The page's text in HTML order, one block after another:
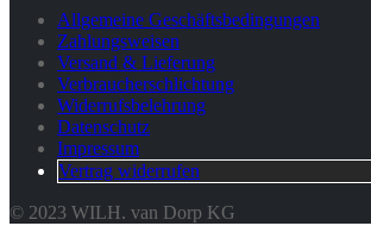
Allgemeine Geschäftsbedingungen
Zahlungsweisen
Versand & Lieferung
Verbraucherschlichtung
Widerrufsbelehrung
Datenschutz
Impressum
Vertrag widerrufen
© 2023 WILH. van Dorp KG